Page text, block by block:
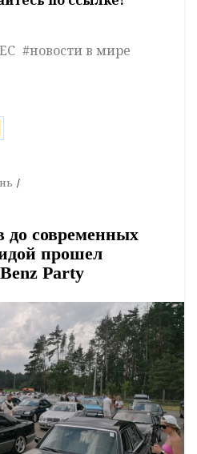
#новости в мире
до современных
прошел
Party